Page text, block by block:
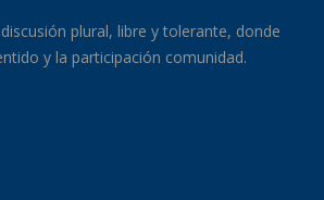
plural, libre y tolerante, donde
y la participación comunidad.